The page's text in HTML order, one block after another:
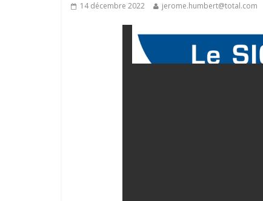
14 décembre 2022 jerome.humbert@total.com